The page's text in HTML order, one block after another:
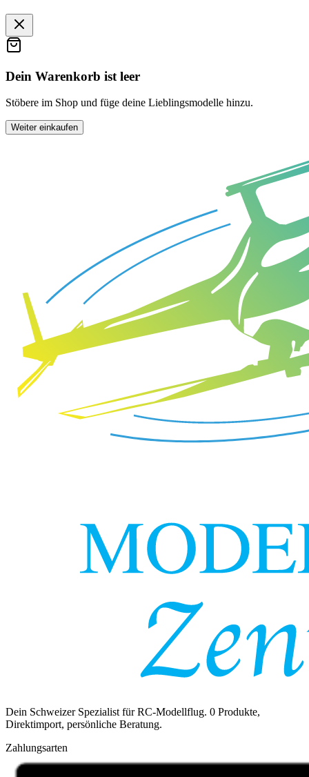
Dein Warenkorb ist leer
Stöbere im Shop und füge deine Lieblingsmodelle hinzu.
Weiter einkaufen
Dein Schweizer Spezialist für RC-Modellflug. 0 Produkte,
Direktimport, persönliche Beratung.
Zahlungsarten